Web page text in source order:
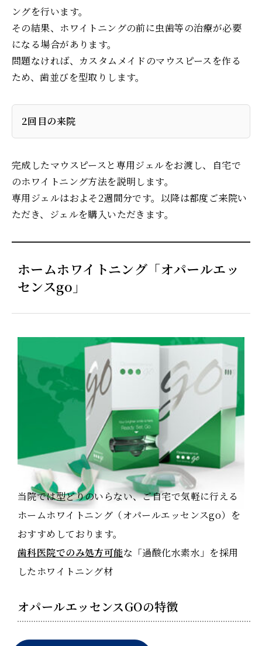
ングを行います。
その結果、ホワイトニングの前に虫歯等の治療が必要
になる場合があります。
問題なければ、カスタムメイドのマウスピースを作る
ため、歯並びを型取りします。
2回目の来院
完成したマウスピースと専用ジェルをお渡し、自宅で
のホワイトニング方法を説明します。
専用ジェルはおよそ2週間分です。以降は都度ご来院い
ただき、ジェルを購入いただきます。
ホームホワイトニング「オパールエッ
センスgo」
当院では型どりのいらない、ご自宅で気軽に行える
ホームホワイトニング（オパールエッセンスgo）を
おすすめしております。
歯科医院でのみ処方可能な「過酸化水素水」を採用
したホワイトニング材
オパールエッセンスGOの特徴